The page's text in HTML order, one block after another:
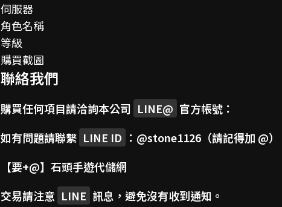
伺服器
角色名稱
等級
購買截圖
聯絡我們
購買任何項目請洽詢本公司 LINE@ 官方帳號：
如有問題請聯繫 LINE ID ： @stone1126 （請記得加 @）
【要+@】 石頭手遊代儲網
交易請注意 LINE 訊息，避免沒有收到通知。